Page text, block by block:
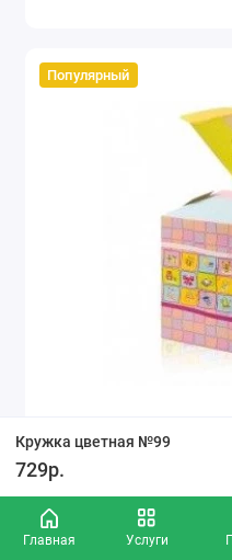
Главная Услуги
Кружка цветная №99
729р.
Популярный
Коробка для кружки
50р.